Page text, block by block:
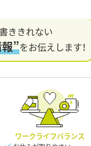
ききれない
”をお伝えします！
ワークライフバランス